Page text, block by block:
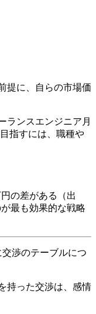
提に、自らの市場価
ランスエンジニア月
指すには、職種や
の差がある（出
最も効果的な戦略
渉のテーブルにつ
持った交渉は、感情